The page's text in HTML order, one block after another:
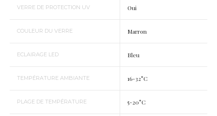
VERRE DE PROTECTION UV Oui
COULEUR DU VERRE Marron
ECLAIRAGE LED Bleu
TEMPÉRATURE AMBIANTE 16-32°C
PLAGE DE TEMPÉRATURE 5-20°C